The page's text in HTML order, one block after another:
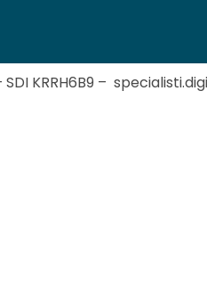
SDI KRRH6B9 –